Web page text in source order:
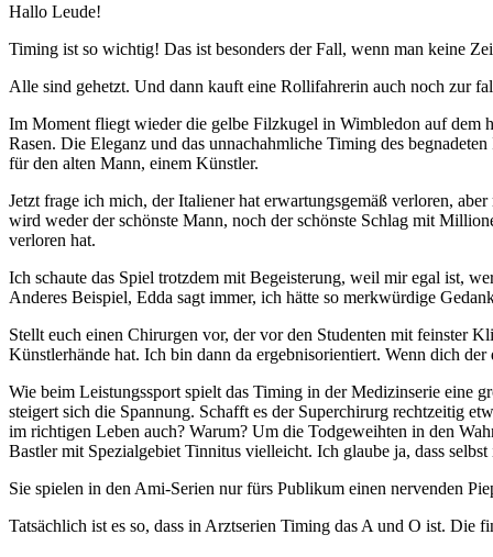
Hallo Leude!
Timing ist so wichtig! Das ist besonders der Fall, wenn man keine
Alle sind gehetzt. Und dann kauft eine Rollifahrerin auch noch zur
Im Moment fliegt wieder die gelbe Filzkugel in Wimbledon auf dem
Rasen. Die Eleganz und das unnachahmliche Timing des
für den alten Mann, einem Künstler.
Jetzt frage ich mich, der Italiener hat erwartungsgemäß verloren,
wird weder der schönste Mann, noch der schönste Schlag mit
verloren hat.
Ich schaute das Spiel trotzdem mit Begeisterung, weil mir egal ist,
Anderes Beispiel, Edda sagt immer, ich hätte so merkwürdige
Stellt euch einen Chirurgen vor, der vor den Studenten mit feinster
Künstlerhände hat. Ich bin dann da ergebnisorientiert. Wenn dich
Wie beim Leistungssport spielt das Timing in der Medizinserie eine
steigert sich die Spannung. Schafft es der Superchirurg rechtzeitig
im richtigen Leben auch? Warum? Um die Todgeweihten in den
Bastler mit Spezialgebiet Tinnitus vielleicht. Ich glaube ja, dass
Sie spielen in den Ami-Serien nur fürs Publikum einen nervenden
Tatsächlich ist es so, dass in Arztserien Timing das A und O ist. Die